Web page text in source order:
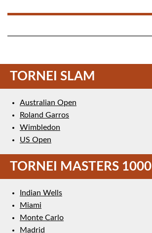
TORNEI SLAM
Australian Open
Roland Garros
Wimbledon
US Open
TORNEI MASTERS 1000
Indian Wells
Miami
Monte Carlo
Madrid